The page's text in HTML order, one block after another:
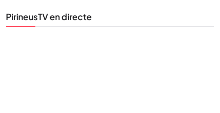
PirineusTV en directe